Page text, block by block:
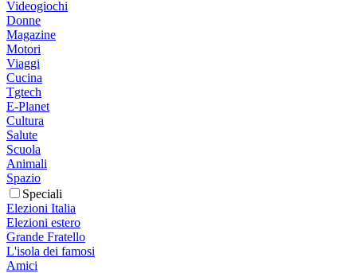
Videogiochi
Donne
Magazine
Motori
Viaggi
Cucina
Tgtech
E-Planet
Cultura
Salute
Scuola
Animali
Spazio
Speciali
Elezioni Italia
Elezioni estero
Grande Fratello
L'isola dei famosi
Amici